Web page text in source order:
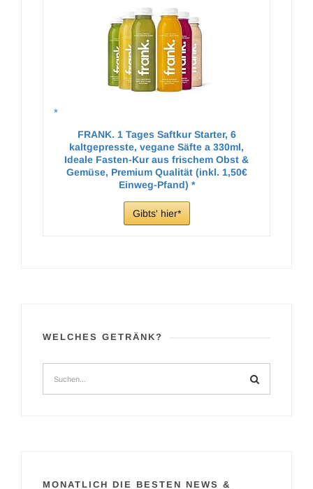
FRANK. 1 Tages Saftkur Starter, 6
kaltgepresste, vegane Säfte a 330ml,
Ideale Fasten-Kur aus frischem Obst &
Gemüse, Premium Qualität (inkl. 1,50€
Einweg-Pfand)
Gibts' hier
WELCHES GETRÄNK?
MONATLICH DIE BESTEN NEWS &